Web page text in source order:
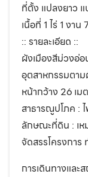
ที่ตั้ง แปลงยาว แ
เนื้อที่ 1 ไร่ 1 งา
:: รายละเอียด ::
ผังเมืองสีม่วงอ่
อุตสาหกรรมตา
หน้ากว้าง 26 เม
สาธารณูปโภค :
ลักษณะที่ดิน : เห
จัดสรรโครงการ
การเดินทางและ